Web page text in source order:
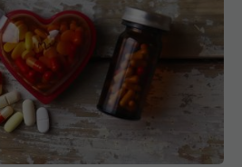
cardiologie. Milioane de
nevoie de statine chiar
redus